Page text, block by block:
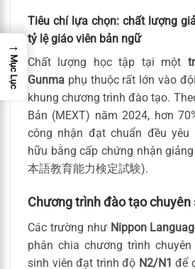
Tiêu chí lựa chọn: chất lượng
tỷ lệ giáo viên bản ngữ
Chất lượng học tập tại một
Gunma phụ thuộc rất lớn vào
khung chương trình đào tạo.
Bản (MEXT) năm 2024, hơn
công nhận đạt chuẩn đều yêu
hữu bằng cấp chứng nhận
本語教育能力検定試験).
Chương trình đào tạo
Các trường như Nippon
phân chia chương trình
sinh viên đạt trình độ N2/N1 để
→
Mục Lục